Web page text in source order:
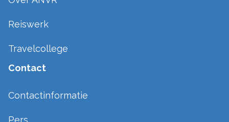
Reiswerk
Travelcollege
Contact
Contactinformatie
Pers